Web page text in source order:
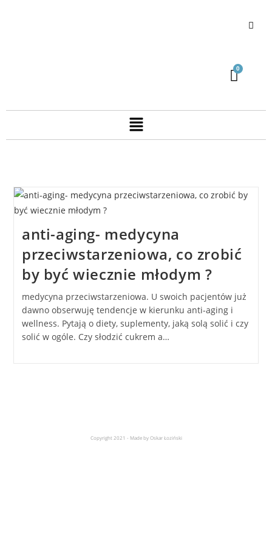
anti-aging- medycyna
przeciwstarzeniowa, co zrobić
by być wiecznie młodym ?
medycyna przeciwstarzeniowa. U swoich pacjentów już
dawno obserwuję tendencje w kierunku anti-aging i
wellness. Pytają o diety, suplementy, jaką solą solić i czy
solić w ogóle. Czy słodzić cukrem a…
Copyright 2021 - Made by Oskar Łoziński